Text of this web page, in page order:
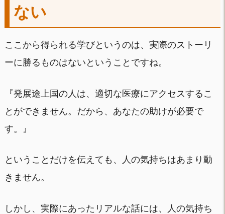
ない
ここから得られる学びというのは、実際のストーリ
ーに勝るものはないということですね。
『発展途上国の人は、適切な医療にアクセスするこ
とができません。だから、あなたの助けが必要で
す。』
ということだけを伝えても、人の気持ちはあまり動
きません。
しかし、実際にあったリアルな話には、人の気持ち